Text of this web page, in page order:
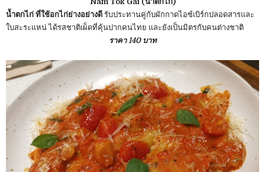
น้ำตกไก่ ที่ใช้อกไก่ย่างอย่างดี รับประทานคู่กับผักกาดไอซ์เบิร์กปลอดสารและ
ใบสะระแหน่ ได้รสชาติเผ็ดที่คุ้นปากคนไทย และยังเป็นมิตรกับคนต่างชาติ
ราคา 140 บาท